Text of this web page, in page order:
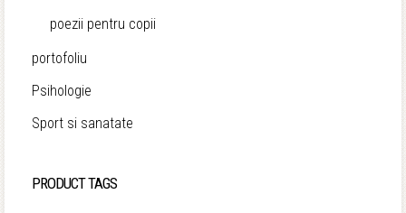
poezii pentru copii
portofoliu
Psihologie
Sport si sanatate
PRODUCT TAGS